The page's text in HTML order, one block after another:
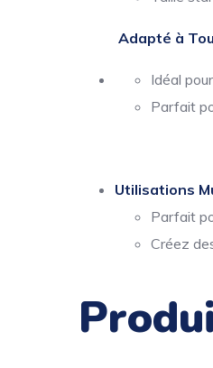
Adapté à
Idéal
Parfait
Utilisations
Parfait
Créez